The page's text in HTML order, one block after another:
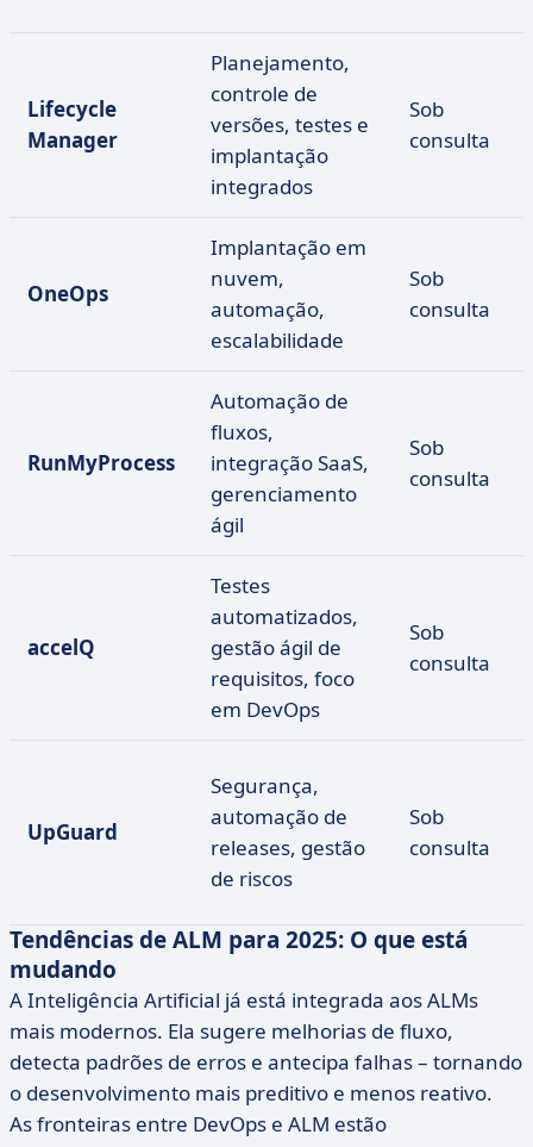
Lifecycle
Manager
Planejamento,
controle de
versões, testes e
implantação
integrados
Sob
consulta
OneOps
Implantação em
nuvem,
automação,
escalabilidade
Sob
consulta
RunMyProcess
Automação de
fluxos,
integração SaaS,
gerenciamento
ágil
Sob
consulta
accelQ
Testes
automatizados,
gestão ágil de
requisitos, foco
em DevOps
Sob
consulta
UpGuard
Segurança,
automação de
releases, gestão
de riscos
Sob
consulta
Tendências de ALM para 2025: O que está
mudando
A Inteligência Artificial já está integrada aos ALMs
mais modernos. Ela sugere melhorias de fluxo,
detecta padrões de erros e antecipa falhas – tornando
o desenvolvimento mais preditivo e menos reativo.
As fronteiras entre DevOps e ALM estão